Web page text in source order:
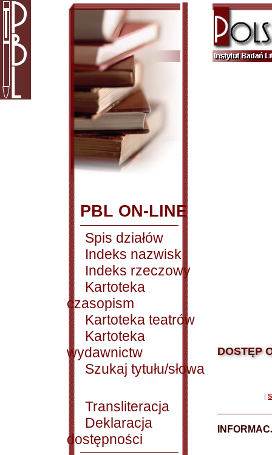
PBL ON-LINE
Spis działów
Indeks nazwisk
Indeks rzeczowy
Kartoteka
czasopism
Kartoteka teatrów
Kartoteka
wydawnictw
Szukaj tytułu/słowa
Transliteracja
Deklaracja
dostępności
DOSTĘP
|